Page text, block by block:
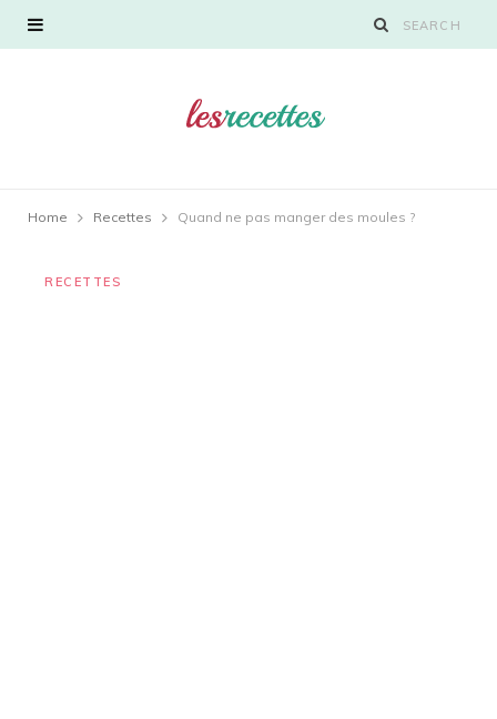
Home Recettes Quand ne pas manger des moules ?
RECETTES